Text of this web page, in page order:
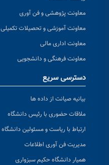
معاونت پژوهشی و فن آوری
معاونت آموزشی و تحصیلات تکمیلی
معاونت اداری مالی
معاونت فرهنگی و دانشجویی
دسترسی سریع
بیانیه صیانت از داده ها
ملاقات حضوری با رئیس دانشگاه
ارتباط با ریاست و مسئولین دانشگاه
مدیریت فن آوری اطلاعات
همیار دانشگاه حکیم سبزواری